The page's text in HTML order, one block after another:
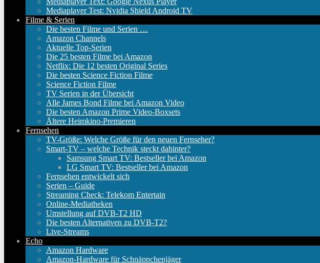
Mediaplayer Test: Nvidia Shield Android TV
Filme & Serien
Die besten Filme und Serien …
Amazon Channels
Aktuelle Top-Serien
Die 25 besten Filme bei Amazon
Netflix: Die 12 besten Original Series
Die besten Science Fiction Filme
Science Fiction Filme
TV Serien in der Übersicht
Alle James Bond Filme bei Amazon Video
Die besten Amazon Prime Video-Boxsets
Ältere Heimkino-Premieren
Fernsehen
TV-Größe: Welche Größe für den neuen Fernseher?
Smart-TV – welche Technik steckt dahinter?
Samsung Smart TV: Bestseller bei Amazon
LG Smart TV: Bestseller bei Amazon
Fernsehen entwickelt sich
Serien – Guide
Streaming Check: Telekom Entertain
Online-Mediatheken
Umstellung auf DVB-T2 HD
Die besten Alternativen zu DVB-T2?
Live-Streams
Echo
Amazon Hardware
Amazon-Hardware für Schnäppchenjäger